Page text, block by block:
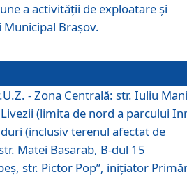
a activităţii de exploatare şi
Braşov.
- Zona Centrală: str. Iuliu
(limita de nord a parcului
(inclusiv terenul afectat de
Matei Basarab, B-dul 15
str. Pictor Pop”, iniţiator